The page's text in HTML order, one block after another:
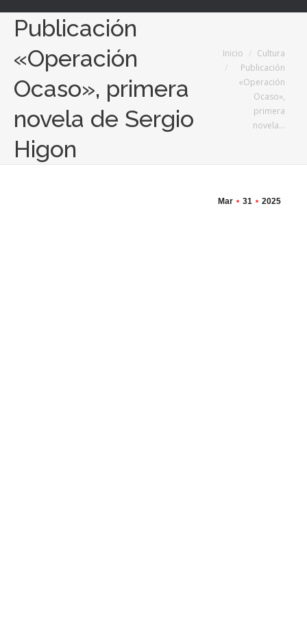
Publicación
«Operación
Ocaso», primera
novela de Sergio
Higon
Estás aquí:
Inicio
Cultura
Publicación
«Operación
Ocaso»,
primera
novela…
Mar 31 2025